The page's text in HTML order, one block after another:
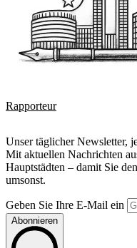
Rapporteur
Unser täglicher Newsletter,
Mit aktuellen Nachrichten
Hauptstädten – damit Sie
umsonst.
Geben Sie Ihre E-Mail ein
Abonnieren